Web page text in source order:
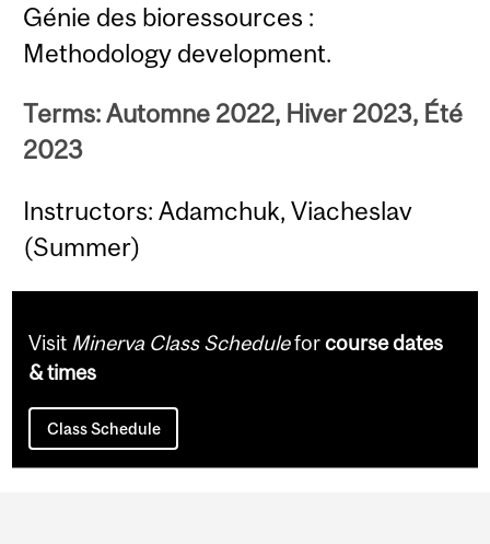
Génie des bioressources :
Methodology development.
Terms: Automne 2022, Hiver 2023, Été
2023
Instructors: Adamchuk, Viacheslav
(Summer)
Visit Minerva Class Scheduleforcourse dates
& times
Class Schedule